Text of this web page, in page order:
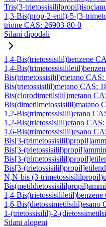
Tris(3-
1,3-Bis(prop-2-enil)-5-(3-
trione CAS: 26903-80-0
Silani dipodali
1,4-Bis(trietossisilil)benzene
1,4-
Bis(trimetossisilil)metano CAS:
Bis(trietossisilil)metano CAS:
Bis(clorodimetilsilil)metano
Bis(dimetilmetossisilil)matano
1,2-Bis(trimetossisilil)etano
1,2-Bis(trietossisilil)etano
1,6-Bis(trimetossisilil)esano
Bis[3-
Bis[3-
Bis[3-
Bis[3-
N,N-bis (3-
1,4-
1,6-Bis(dietossimetilsilil)esano
1-(trietossisilil)-2-
Silani alogeni